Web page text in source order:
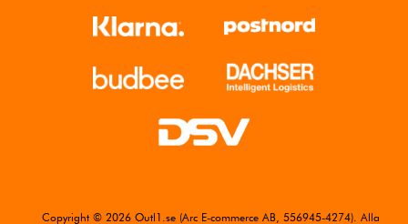
Copyright © 2026 Outl1.se (Arc E-commerce AB, 556945-4274). Alla